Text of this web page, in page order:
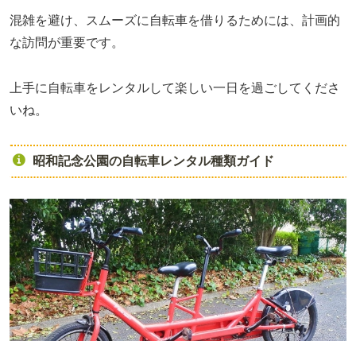
混雑を避け、スムーズに自転車を借りるためには、計画的
な訪問が重要です。
上手に自転車をレンタルして楽しい一日を過ごしてくださ
いね。
昭和記念公園の自転車レンタル種類ガイド